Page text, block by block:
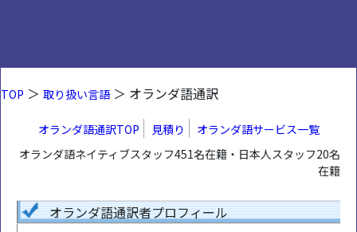
TOP ＞ 取り扱い言語＞ オランダ語通訳
オランダ語通訳TOP 見積り
オランダ語サービス一覧
オランダ語ネイティブスタッフ451名在籍・日本人スタッフ20名
在籍
オランダ語通訳者プロフィール